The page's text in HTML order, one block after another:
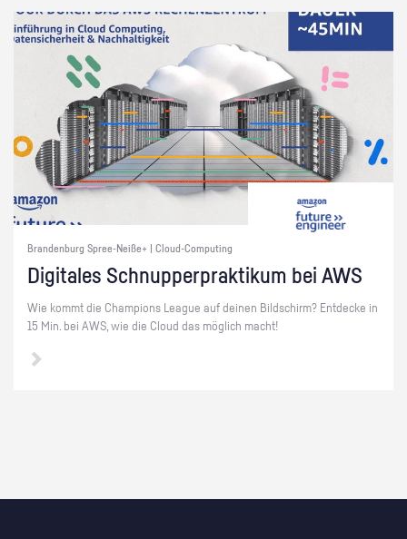
Brandenburg Spree-Neiße+ | Cloud-Computing
Di­gi­ta­les Schnup­per­prak­ti­kum bei AWS
Wie kommt die Cham­pi­ons Le­ague auf dei­nen Bild­schirm? Ent­de­cke in
15 Min. bei AWS, wie die Cloud das mög­lich macht!